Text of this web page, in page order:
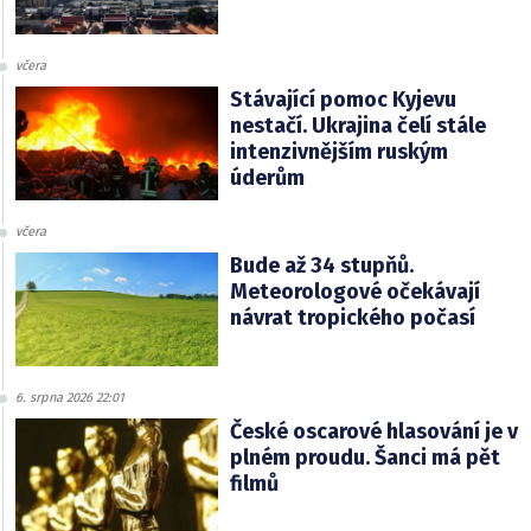
včera
Stávající pomoc Kyjevu
nestačí. Ukrajina čelí stále
intenzivnějším ruským
úderům
včera
Bude až 34 stupňů.
Meteorologové očekávají
návrat tropického počasí
6. srpna 2026 22:01
České oscarové hlasování je v
plném proudu. Šanci má pět
filmů